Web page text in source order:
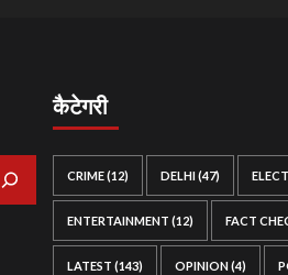
कैटेगरी
CRIME(12) DELHI(47)
ENTERTAINMENT (12) FACT
LATEST (143) OPINION(4)